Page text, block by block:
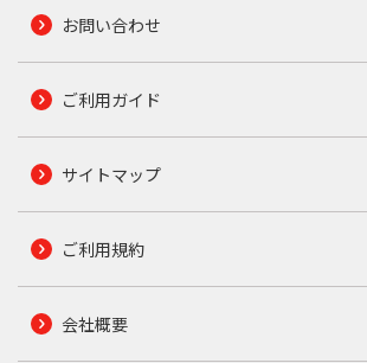
お問い合わせ
ご利用ガイド
サイトマップ
ご利用規約
会社概要